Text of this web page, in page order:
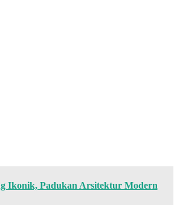
Ikonik, Padukan Arsitektur Modern